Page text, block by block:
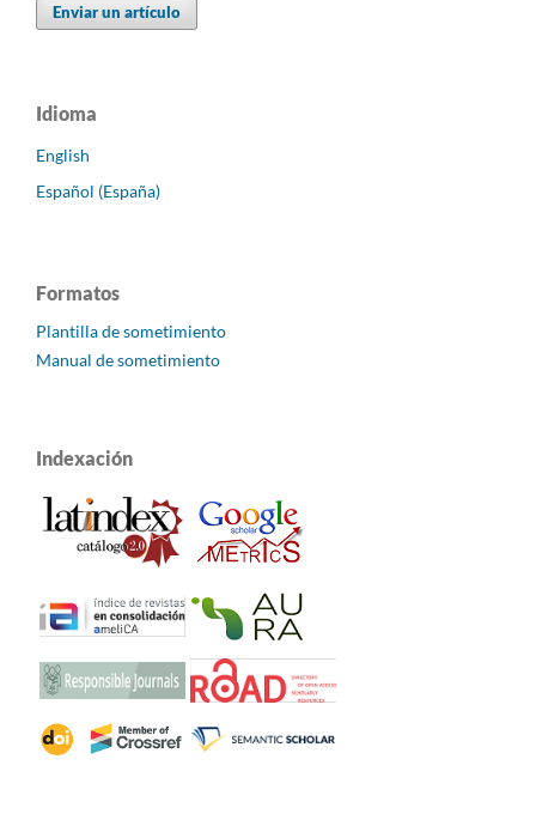
Enviar un artículo
Idioma
English
Español (España)
Formatos
Plantilla de sometimiento
Manual de sometimiento
Indexación